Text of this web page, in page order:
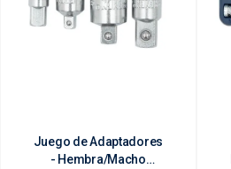
Juego de Adaptadores
- Hembra/Macho